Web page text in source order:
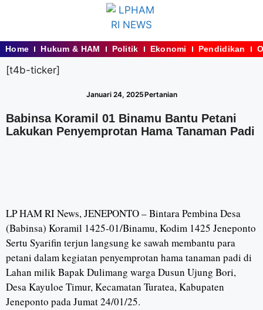
Home Hukum & HAM Politik Ekonomi Pendidikan
[t4b-ticker]
Januari 24, 2025Pertanian
Babinsa Koramil 01 Binamu Bantu Petani
Lakukan Penyemprotan Hama Tanaman Padi
LP HAM RI News, JENEPONTO – Bintara Pembina Desa
(Babinsa) Koramil 1425-01/Binamu, Kodim 1425 Jeneponto
Sertu Syarifin terjun langsung ke sawah membantu para
petani dalam kegiatan penyemprotan hama tanaman padi di
Lahan milik Bapak Dulimang warga Dusun Ujung Bori,
Desa Kayuloe Timur, Kecamatan Turatea, Kabupaten
Jeneponto pada Jumat 24/01/25.